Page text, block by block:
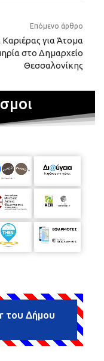
Επόμενο άρθρο
για Άτομα
στο Δημαρχείο
Θεσσαλονίκης
του Δήμου